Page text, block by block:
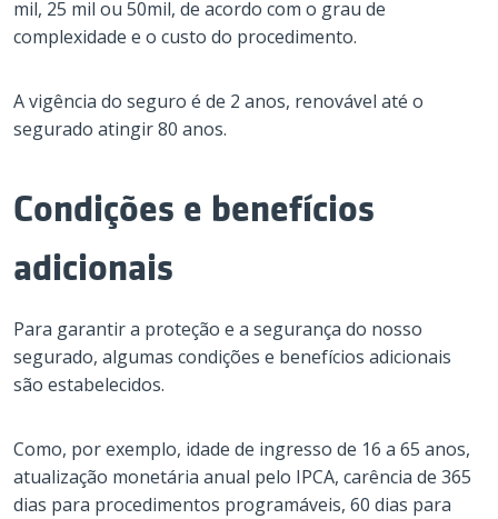
mil, 25 mil ou 50mil, de acordo com o grau de
complexidade e o custo do procedimento.
A vigência do seguro é de 2 anos, renovável até o
segurado atingir 80 anos.
Condições e benefícios
adicionais
Para garantir a proteção e a segurança do nosso
segurado, algumas condições e benefícios adicionais
são estabelecidos.
Como, por exemplo, idade de ingresso de 16 a 65 anos,
atualização monetária anual pelo IPCA, carência de 365
dias para procedimentos programáveis, 60 dias para